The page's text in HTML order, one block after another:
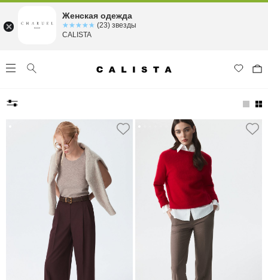
Женская одежда
☆☆☆☆☆
★★★★★ (23) звезды
CALISTA